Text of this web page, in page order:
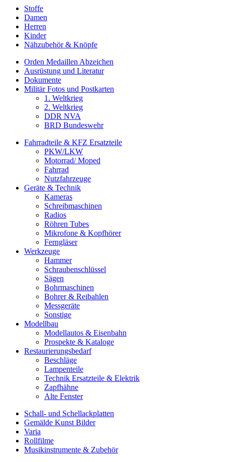
Stoffe
Damen
Herren
Kinder
Nähzubehör & Knöpfe
Orden Medaillen Abzeichen
Ausrüstung und Literatur
Dokumente
Militär Fotos und Postkarten
1. Weltkrieg
2. Weltkrieg
DDR NVA
BRD Bundeswehr
Fahrradteile & KFZ Ersatzteile
PKW/LKW
Motorrad/ Moped
Fahrrad
Nutzfahrzeuge
Geräte & Technik
Kameras
Schreibmaschinen
Radios
Röhren Tubes
Mikrofone & Kopfhörer
Ferngläser
Werkzeuge
Hammer
Schraubenschlüssel
Sägen
Bohrmaschinen
Bohrer & Reibahlen
Messgeräte
Sonstige
Modellbau
Modellautos & Eisenbahn
Prospekte & Kataloge
Restaurierungsbedarf
Beschläge
Lampenteile
Technik Ersatzteile & Elektrik
Zapfhähne
Alte Fenster
Schall- und Schellackplatten
Gemälde Kunst Bilder
Varia
Rollfilme
Musikinstrumente & Zubehör